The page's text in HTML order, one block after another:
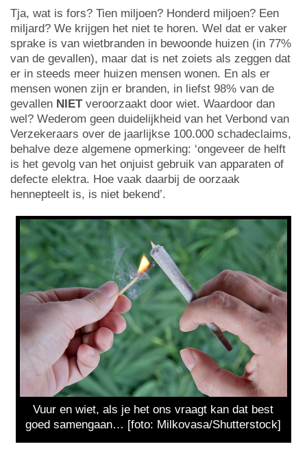
Tja, wat is fors? Tien miljoen? Honderd miljoen? Een
miljard? We krijgen het niet te horen. Wel dat er vaker
sprake is van wietbranden in bewoonde huizen (in 77%
van de gevallen), maar dat is net zoiets als zeggen dat
er in steeds meer huizen mensen wonen. En als er
mensen wonen zijn er branden, in liefst 98% van de
gevallen NIETveroorzaakt door wiet. Waardoor dan
wel? Wederom geen duidelijkheid van het Verbond van
Verzekeraars over de jaarlijkse 100.000 schadeclaims,
behalve deze algemene opmerking: ‘ongeveer de helft
is het gevolg van het onjuist gebruik van apparaten of
defecte elektra. Hoe vaak daarbij de oorzaak
hennepteelt is, is niet bekend’.
Vuur en wiet, als je het ons vraagt kan dat best
goed samengaan… [foto: Milkovasa/Shutterstock]